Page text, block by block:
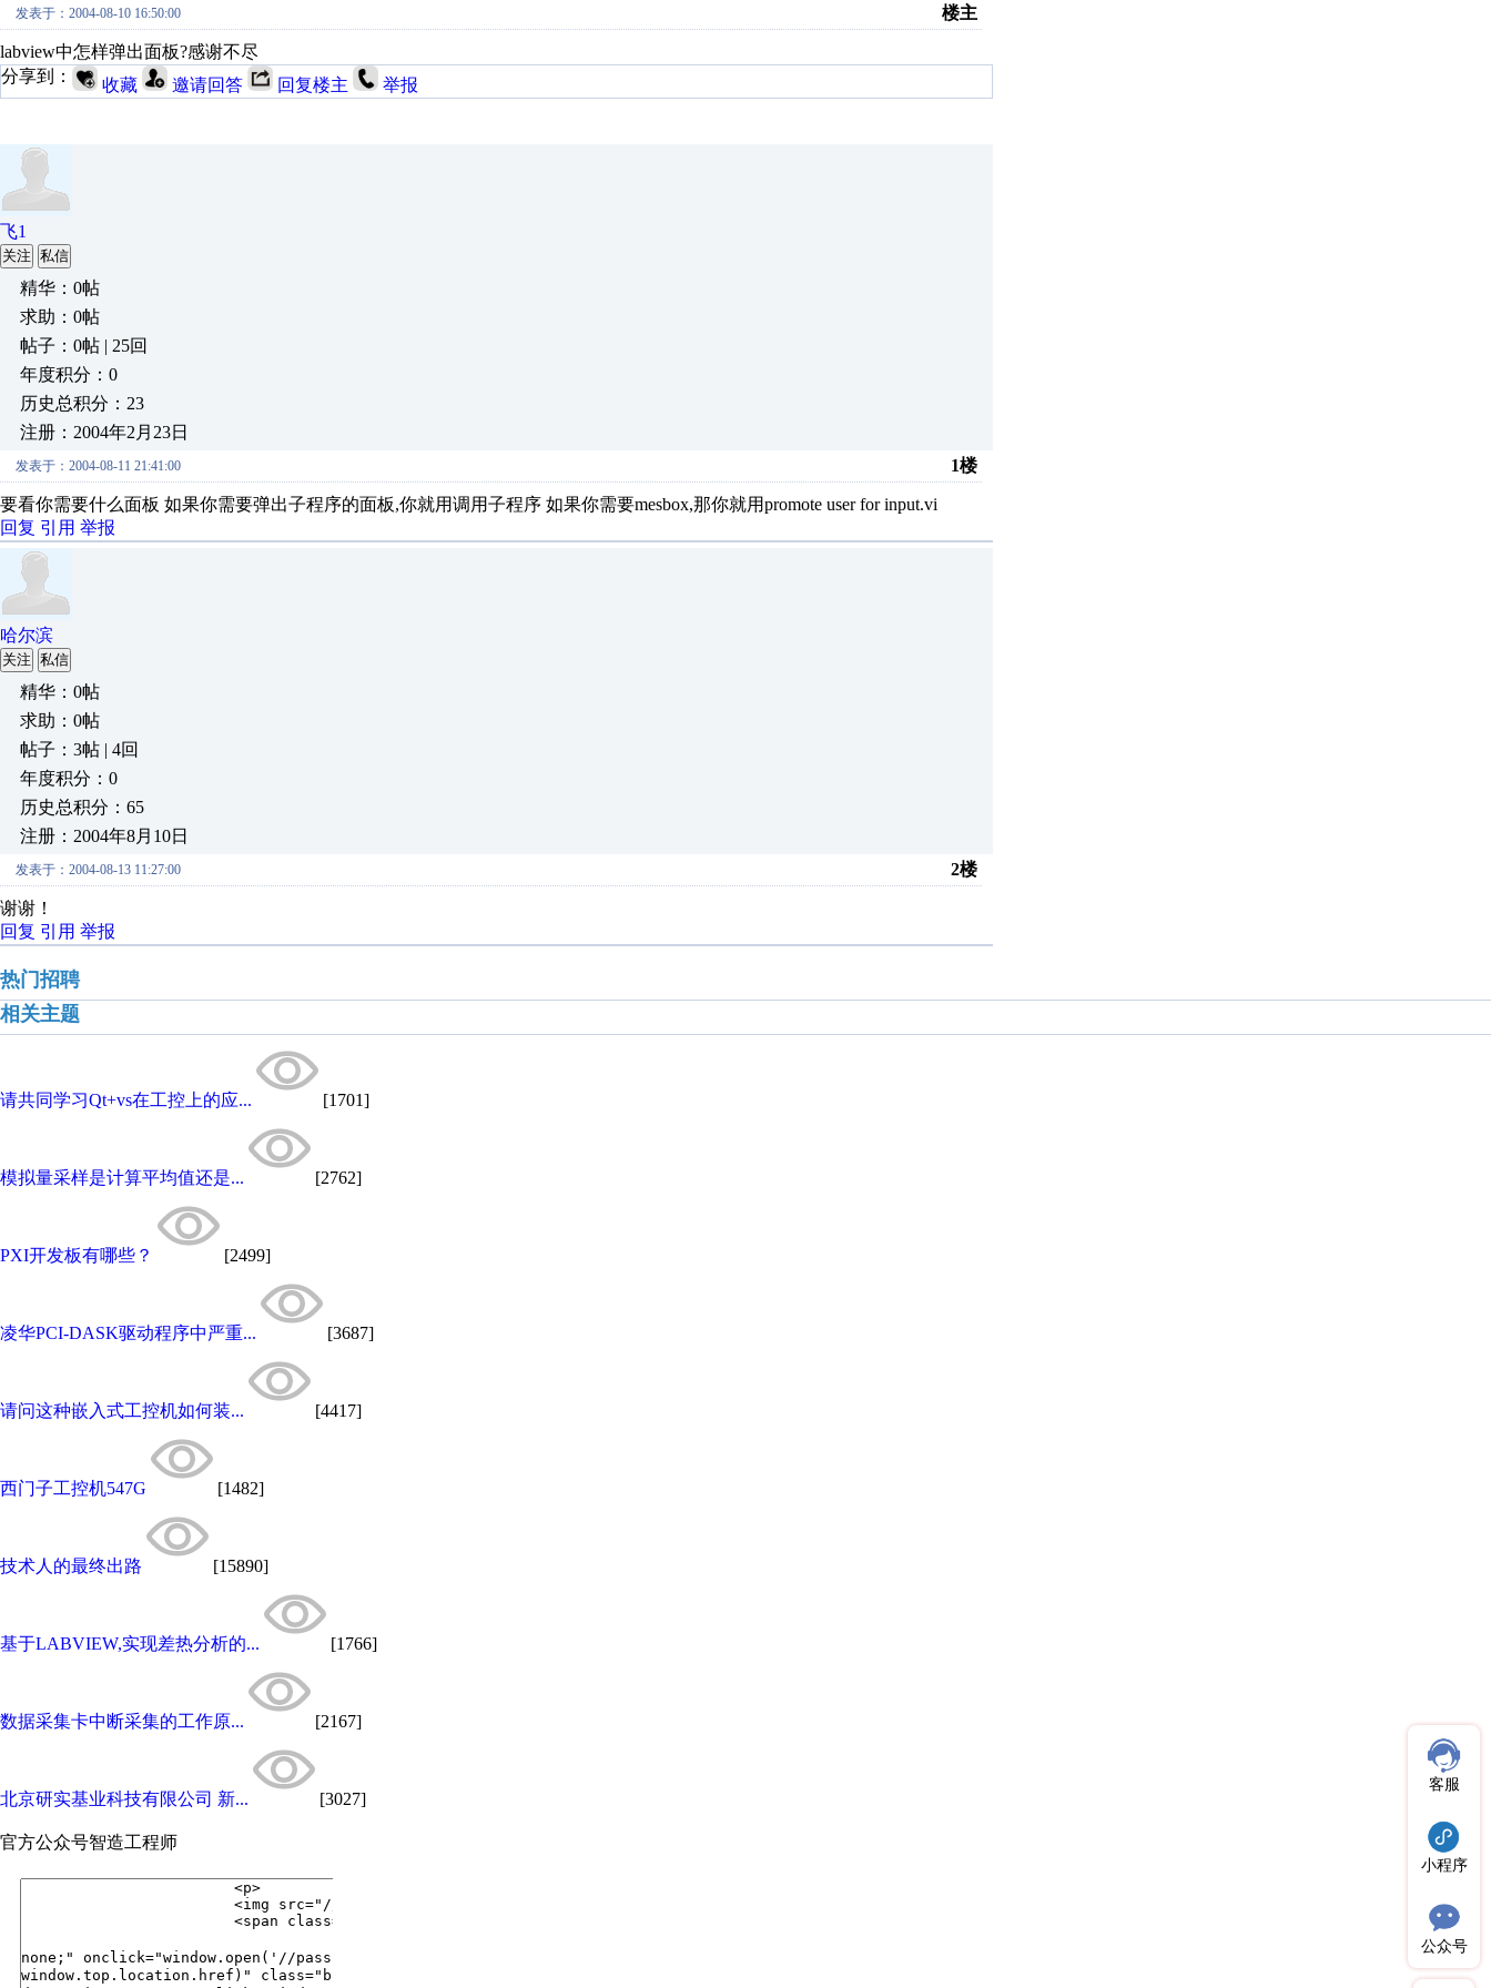
发表于：2004-08-10 16:50:00 楼主
labview中怎样弹出面板?感谢不尽
分享到：
收藏 邀请回答 回复楼主 举报
飞1
关注 私信
精华：0帖
求助：0帖
帖子：0帖 | 25回
年度积分：0
历史总积分：23
注册：2004年2月23日
发表于：2004-08-11 21:41:00 1楼
要看你需要什么面板 如果你需要弹出子程序的面板,你就用调用子程序 如果你需要mesbox,那你就用promote user for input.vi
回复 引用 举报
哈尔滨
关注 私信
精华：0帖
求助：0帖
帖子：3帖 | 4回
年度积分：0
历史总积分：65
注册：2004年8月10日
发表于：2004-08-13 11:27:00 2楼
谢谢！
回复 引用 举报
热门招聘
相关主题
请共同学习Qt+vs在工控上的应... [1701]
模拟量采样是计算平均值还是... [2762]
PXI开发板有哪些？ [2499]
凌华PCI-DASK驱动程序中严重... [3687]
请问这种嵌入式工控机如何装... [4417]
西门子工控机547G [1482]
技术人的最终出路 [15890]
基于LABVIEW,实现差热分析的... [1766]
数据采集卡中断采集的工作原... [2167]
北京研实基业科技有限公司 新... [3027]
官方公众号智造工程师
客服
小程序
公众号